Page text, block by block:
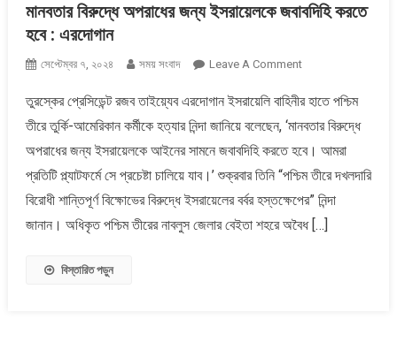
মানবতার বিরুদ্ধে অপরাধের জন্য ইসরায়েলকে জবাবদিহি করতে
হবে : এরদোগান
সেপ্টেম্বর ৭, ২০২৪ সময় সংবাদ Leave A CommentOn
বিরুদ্ধে
অপরাধের
জন্য
করতে
হবে
তুরস্কের প্রেসিডেন্ট রজব তাইয়্যেব এরদোগান ইসরায়েলি বাহিনীর হাতে পশ্চিম
তীরে তুর্কি-আমেরিকান কর্মীকে হত্যার নিন্দা জানিয়ে বলেছেন, ‘মানবতার বিরুদ্ধে
অপরাধের জন্য ইসরায়েলকে আইনের সামনে জবাবদিহি করতে হবে। আমরা
প্রতিটি প্ল্যাটফর্মে সে প্রচেষ্টা চালিয়ে যাব।’ শুক্রবার তিনি “পশ্চিম তীরে দখলদারি
বিরোধী শান্তিপূর্ণ বিক্ষোভের বিরুদ্ধে ইসরায়েলের বর্বর হস্তক্ষেপের” নিন্দা
জানান। অধিকৃত পশ্চিম তীরের নাবলুস জেলার বেইতা শহরে অবৈধ […]
বিস্তারিত পড়ুন